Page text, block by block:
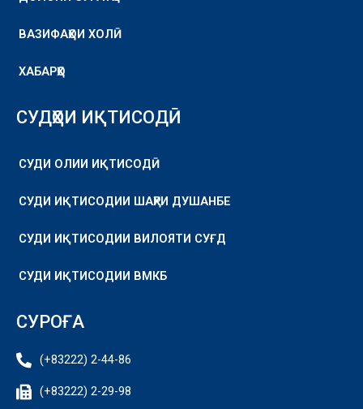
ВАЗИФАҲОИ ХОЛӢ
ХАБАРҲО
СУДҲОИ ИҚТИСОДӢ
СУДИ ОЛИИ ИҚТИСОДӢ
СУДИ ИҚТИСОДИИ ШАҲРИ ДУШАНБЕ
СУДИ ИҚТИСОДИИ ВИЛОЯТИ СУҒД
СУДИ ИҚТИСОДИИ ВМКБ
СУРОҒА
(+83222) 2-44-86
(+83222) 2-29-98